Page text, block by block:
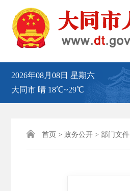
2026年08月08日 星期六
大同市 晴 18℃~29℃
 首页 > 政务公开 > 部门文件